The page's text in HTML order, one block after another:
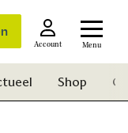
Account Menu
Shop